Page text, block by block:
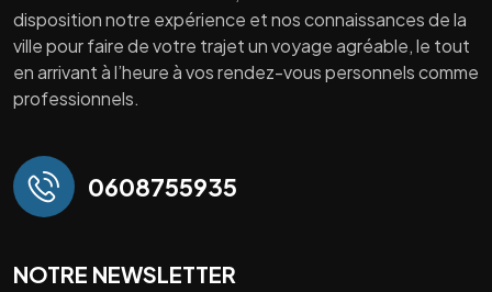
disposition notre expérience et nos connaissances de la
ville pour faire de votre trajet un voyage agréable, le tout
en arrivant à l’heure à vos rendez-vous personnels comme
professionnels.
0608755935
NOTRE NEWSLETTER